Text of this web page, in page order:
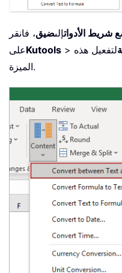
شريط الأدواتإلىضيق، فانقر
علىKutools > لتفعيل هذه
الميزة.